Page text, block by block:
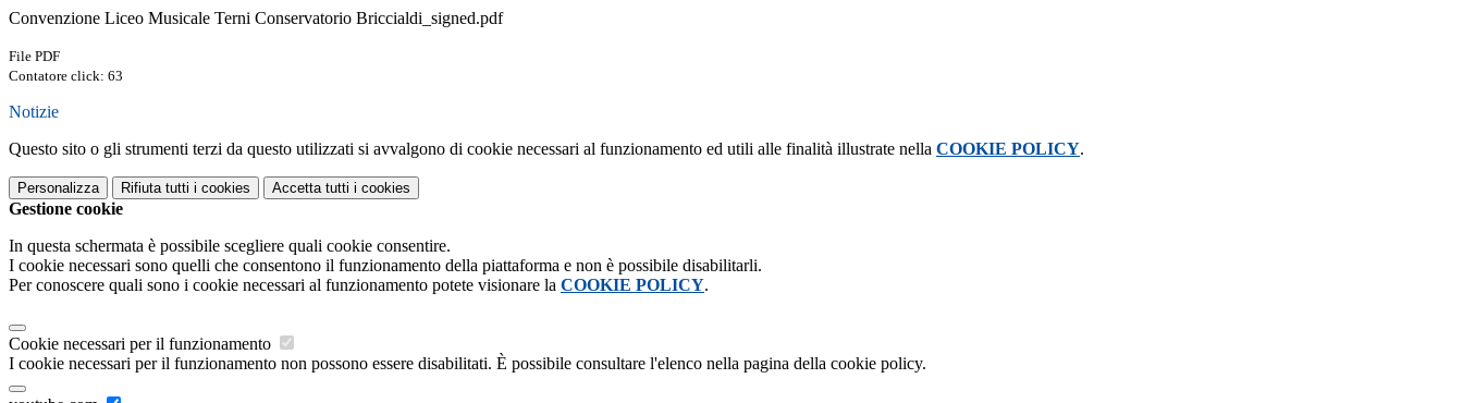
Convenzione Liceo Musicale Terni Conservatorio Briccialdi_signed.pdf
File PDF
Contatore click: 63
Notizie
Questo sito o gli strumenti terzi da questo utilizzati si avvalgono di cookie necessari al funzionamento ed utili alle finalità illustrate nella COOKIE POLICY.
Personalizza Rifiuta tutti i cookies Accetta tutti i cookies
Gestione cookie
In questa schermata è possibile scegliere quali cookie consentire.
I cookie necessari sono quelli che consentono il funzionamento della piattaforma e non è possibile disabilitarli.
Per conoscere quali sono i cookie necessari al funzionamento potete visionare la COOKIE POLICY.
Cookie necessari per il funzionamento
I cookie necessari per il funzionamento non possono essere disabilitati. È possibile consultare l'elenco nella pagina della cookie policy.